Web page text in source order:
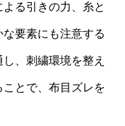
る引きの力、糸と
要素にも注意する
、刺繍環境を整え
とで、布目ズレを